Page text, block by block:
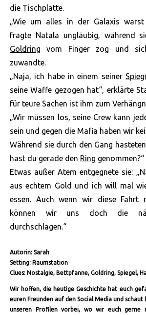
die Tischplatte.
„Wie um alles in der Galaxis
fragte Natala ungläubig, während
Goldring vom Finger zog und
zuwandte.
„Naja, ich habe in einem seiner
seine Waffe gezogen hat“, erklärte
für teure Sachen ist ihm zum
„Wir müssen los, seine Crew kann
sein und gegen die Mafia haben wir
Während sie durch den Gang
hast du gerade den Ring genommen?“
Etwas außer Atem entgegnete sie:
aus echtem Gold und ich will mal
essen. Auch wenn wir diese Fahrt
können wir uns doch die
durchschlagen.“
Autorin: Sarah
Setting: Raumstation
Clues: Nostalgie, Bettpfanne, Goldring, Spiegel,
Wir hoffen, die heutige Geschichte hat euch
euren Freunden auf den Social Media und
unseren Profilen vorbei, wo wir euch gerne